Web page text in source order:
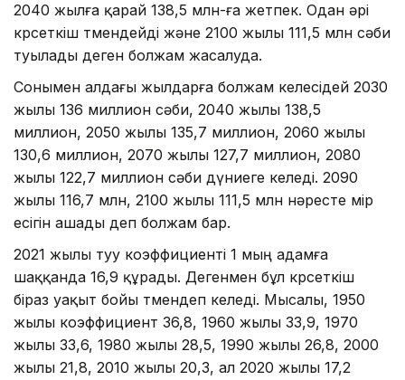
2040 жылға қарай 138,5 млн-ға жетпек. Одан әрі
көрсеткіш төмендейді және 2100 жылы 111,5 млн сәби
туылады деген болжам жасалуда.
Сонымен алдағы жылдарға болжам келесідей 2030
жылы 136 миллион сәби, 2040 жылы 138,5
миллион, 2050 жылы 135,7 миллион, 2060 жылы
130,6 миллион, 2070 жылы 127,7 миллион, 2080
жылы 122,7 миллион сәби дүниеге келеді. 2090
жылы 116,7 млн, 2100 жылы 111,5 млн нәресте өмір
есігін ашады деп болжам бар.
2021 жылы туу коэффициенті 1 мың адамға
шаққанда 16,9 құрады. Дегенмен бұл көрсеткіш
біраз уақыт бойы төмендеп келеді. Мысалы, 1950
жылы коэффициент 36,8, 1960 жылы 33,9, 1970
жылы 33,6, 1980 жылы 28,5, 1990 жылы 26,8, 2000
жылы 21,8, 2010 жылы 20,3, ал 2020 жылы 17,2